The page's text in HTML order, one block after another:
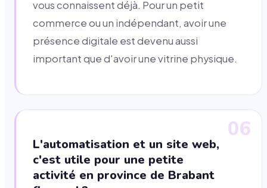
vous connaissent déjà. Pour un petit
commerce ou un indépendant, avoir une
présence digitale est devenu aussi
important que d'avoir une vitrine physique.
06
L'automatisation et un site web,
c'est utile pour une petite
activité en province de Brabant